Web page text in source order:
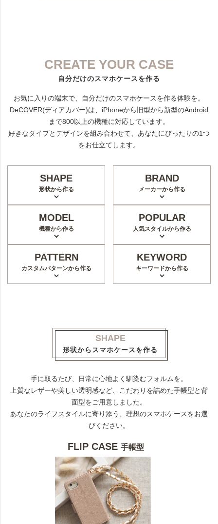
CREATE YOUR CASE
自分だけのスマホケースを作る
お気に入りの端末で、自分だけのスマホケースを作る体験を。
DeCOVER(ディアカバー)は、iPhoneから旧型から新型のAndroid
まで800以上の機種に対応しています。
好きなタイプとデザインを組み合わせて、あなたにぴったりの1つ
をお仕立てします。
SHAPE
形状から作る
BRAND
メーカーから作る
MODEL
機種から作る
POPULAR
人気スタイルから作る
PATTERN
カスタムパターンから作る
KEYWORD
キーワードから作る
SHAPE
形状からスマホケースを作る
手に取るたび、日常に心地よく馴染むフォルムを。
上質なレザーや美しい透明感など、こだわりを詰めた手帳型と背
面型をご用意しました。
あなたのライフスタイルに寄り添う、理想のスマホケースをお選
びください。
FLIP CASE手帳型